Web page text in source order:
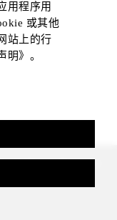
All Rights Reserved.
用程序用
或其他
站上的行
明》。